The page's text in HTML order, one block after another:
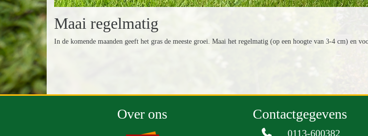
Maai regelmatig
In de komende maanden geeft het gras de meeste groei. Maai het regelmatig (op een hoogte van 3-4 cm) en
Over ons Contactgegevens
0113-600382